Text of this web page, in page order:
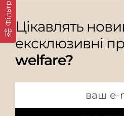
Фільтр
Цікавлять
ексклюзивні
welfare?